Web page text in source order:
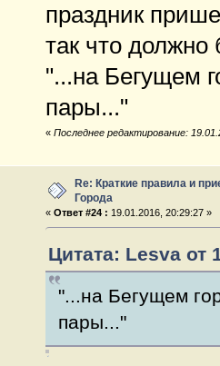
праздник
так что
"...на Бегущем
пары..."
« Последнее редактирование:
Re: Краткие правила и
Города
« Ответ #24 : 19.01.2016, 20:29:27 »
Цитата: Lesva от
"...на Бегущем
пары..."